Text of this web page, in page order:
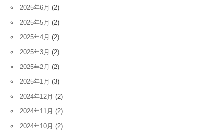
2025年6月 (2)
2025年5月 (2)
2025年4月 (2)
2025年3月 (2)
2025年2月 (2)
2025年1月 (3)
2024年12月 (2)
2024年11月 (2)
2024年10月 (2)